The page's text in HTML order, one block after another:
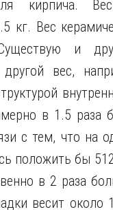
кирпича.
кг. Вес
и
вес,
в 1.5 раза
с тем, что на
положить бы
в 2 раза
весит около